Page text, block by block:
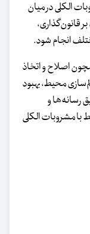
الکلی در میان
قانون‌گذاری،
انجام شود.
اصلاح و اتخاذ
محیط، بهبود
رسانه‌ها و
با مشروبات الکلی